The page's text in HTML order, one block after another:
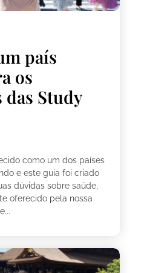
país
os
das Study
como um dos países
e este guia foi criado
dúvidas sobre saúde,
oferecido pela nossa